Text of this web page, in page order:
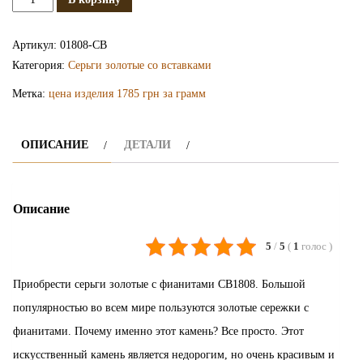
цирконием
Артикул: 01808-СВ
Категория: Серьги золотые со вставками
Метка: цена изделия 1785 грн за грамм
ОПИСАНИЕ ДЕТАЛИ
Описание
5 / 5 ( 1 голос )
Приобрести серьги золотые с фианитами СВ1808. Большой
популярностью во всем мире пользуются золотые сережки с
фианитами. Почему именно этот камень? Все просто. Этот
искусственный камень является недорогим, но очень красивым и